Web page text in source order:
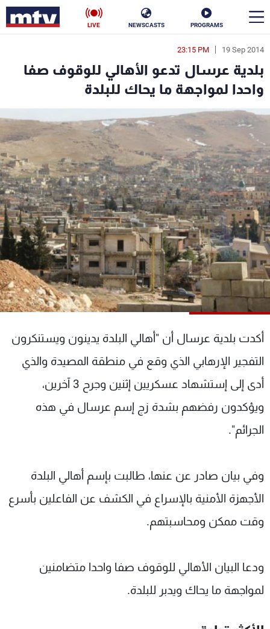
PROGRAMS
NEWSCASTS
LIVE
19 Sep 2014
23:15 PM
بلدية عرسال تدعو الأهالي للوقوف صفا
واحدا لمواجهة ما يحاك للبلدة
أكدت بلدية عرسال أن "أهالي البلدة يدينون ويستنكرون
التفجير الإرهابي الذي وقع في منطقة المصيدة والذي
أدى إلى إستشهاد عسكريين إثنين وجرح 3 آخرين،
ويؤكدون رفضهم بشدة زج إسم عرسال في هذه
الجرائم".
وفي بيان صادر عن عنها، طالبت بإسم أهالي البلدة
الأجهزة الأمنية بالإسراع في الكشف عن الفاعلين بأسرع
وقت ممكن ومحاسبتهم.
ودعا البيان الأهالي للوقوف صفا واحدا متضامنين
لمواجهة ما يحاك ويدبر للبلدة.
en
الأخبار
سياسة ناس
إقتصاد
منوعات رياضة
كأس العالم
البرامج
جدول البرامج
شاهد البرامج
الترددات
عن MTV
لاعلاناتكم
وظائف
شروط الإسـتخدام